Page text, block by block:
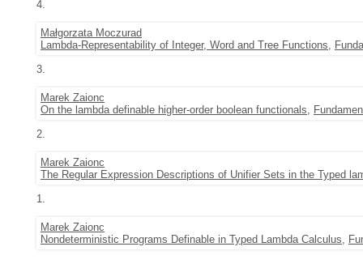
4.
Małgorzata Moczurad
Lambda-Representability of Integer, Word and Tree Functions,
3.
Marek Zaionc
On the lambda definable higher-order boolean functionals,
2.
Marek Zaionc
The Regular Expression Descriptions of Unifier Sets in the Typed
1.
Marek Zaionc
Nondeterministic Programs Definable in Typed Lambda Calculus,